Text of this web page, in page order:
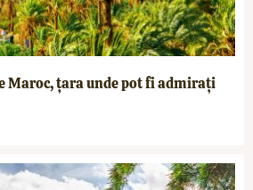
Maroc, țara unde pot fi admirați